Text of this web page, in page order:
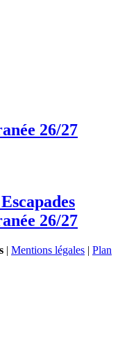
26/27
26/27
| Mentions légales | Plan